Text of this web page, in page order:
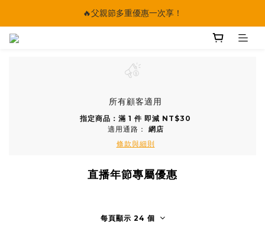
🔥父親節多重優惠一次享！
🔥父親節多重優惠一次享！
【快點學】線上課程平台正式上線！
所有顧客適用
指定商品：滿 1 件 即減 NT$30
適用通路： 網店
條款與細則
直播年節專屬優惠
每頁顯示 24 個